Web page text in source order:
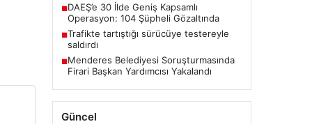
■DAEŞ’e 30 İlde Geniş Kapsamlı
Operasyon: 104 Şüpheli Gözaltında
■Trafikte tartıştığı sürücüye testereyle
saldırdı
■Menderes Belediyesi Soruşturmasında
Firari Başkan Yardımcısı Yakalandı
Güncel